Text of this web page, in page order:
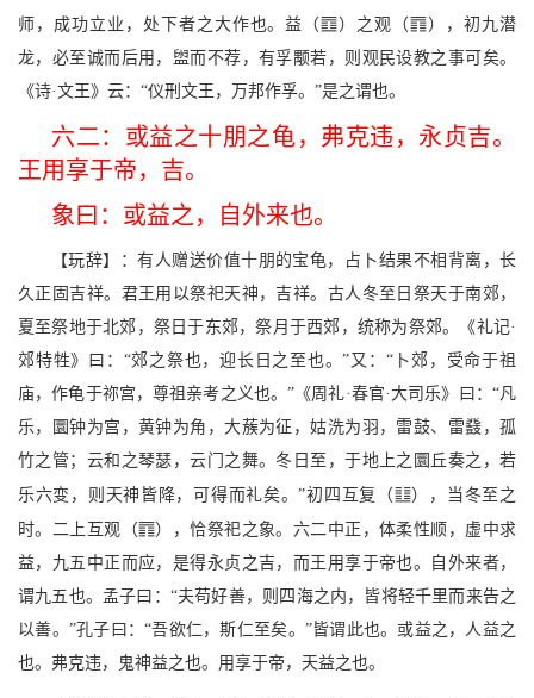
师，成功立业，处下者之大作也。益（S）之观（;），初九潜
龙，必至诚而后用，盥而不荐，有孚颙若，则观民设教之事可矣。
《诗·文王》云：“仪刑文王，万邦作孚。”是之谓也。
六二：或益之十朋之龟，弗克违，永贞吉。
王用享于帝，吉。
象曰：或益之，自外来也。
【玩辞】：有人赠送价值十朋的宝龟，占卜结果不相背离，长
久正固吉祥。君王用以祭祀天神，吉祥。古人冬至日祭天于南郊，
夏至祭地于北郊，祭日于东郊，祭月于西郊，统称为祭郊。《礼记·
郊特牲》曰：“郊之祭也，迎长日之至也。”又：“卜郊，受命于祖
庙，作龟于祢宫，尊祖亲考之义也。”《周礼·春官·大司乐》曰：“凡
乐，圜钟为宫，黄钟为角，大蔟为征，姑洗为羽，雷鼓、雷鼗，孤
竹之管；云和之琴瑟，云门之舞。冬日至，于地上之圜丘奏之，若
乐六变，则天神皆降，可得而礼矣。”初四互复（v），当冬至之
时。二上互观（;），恰祭祀之象。六二中正，体柔性顺，虚中求
益，九五中正而应，是得永贞之吉，而王用享于帝也。自外来者，
谓九五也。孟子曰：“夫苟好善，则四海之内，皆将轻千里而来告之
以善。”孔子曰：“吾欲仁，斯仁至矣。”皆谓此也。或益之，人益之
也。弗克违，鬼神益之也。用享于帝，天益之也。